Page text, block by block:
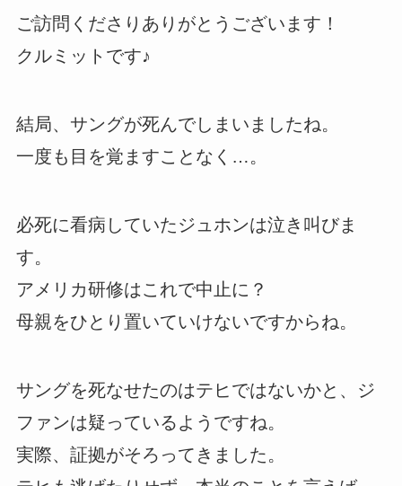
ご訪問くださりありがとうございます！
クルミットです♪
結局、サングが死んでしまいましたね。
一度も目を覚ますことなく…。
必死に看病していたジュホンは泣き叫びま
す。
アメリカ研修はこれで中止に？
母親をひとり置いていけないですからね。
サングを死なせたのはテヒではないかと、ジ
ファンは疑っているようですね。
実際、証拠がそろってきました。